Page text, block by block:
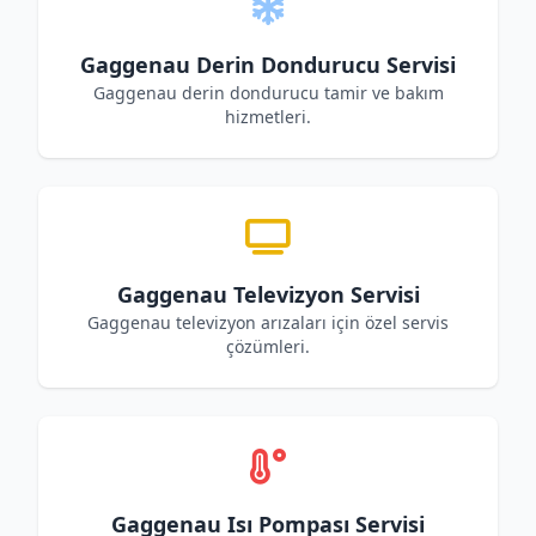
Gaggenau Derin Dondurucu Servisi
Gaggenau derin dondurucu tamir ve bakım
hizmetleri.
Gaggenau Televizyon Servisi
Gaggenau televizyon arızaları için özel servis
çözümleri.
Gaggenau Isı Pompası Servisi